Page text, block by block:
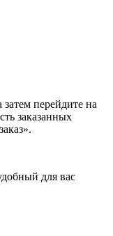
перейдите на
заказанных
для вас